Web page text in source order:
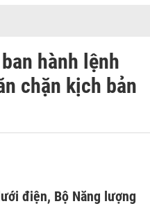
hành lệnh
chặn kịch bản
điện, Bộ Năng lượng